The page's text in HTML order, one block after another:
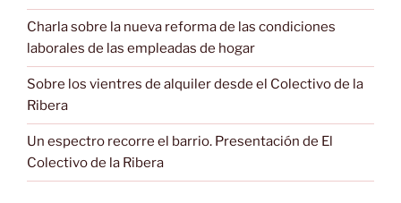
Charla sobre la nueva reforma de las condiciones
laborales de las empleadas de hogar
Sobre los vientres de alquiler desde el Colectivo de la
Ribera
Un espectro recorre el barrio. Presentación de El
Colectivo de la Ribera